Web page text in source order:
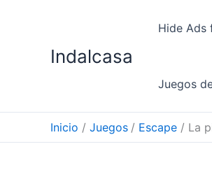
Indalcasa
Hide Ads
Juegos
Inicio Juegos Escape La